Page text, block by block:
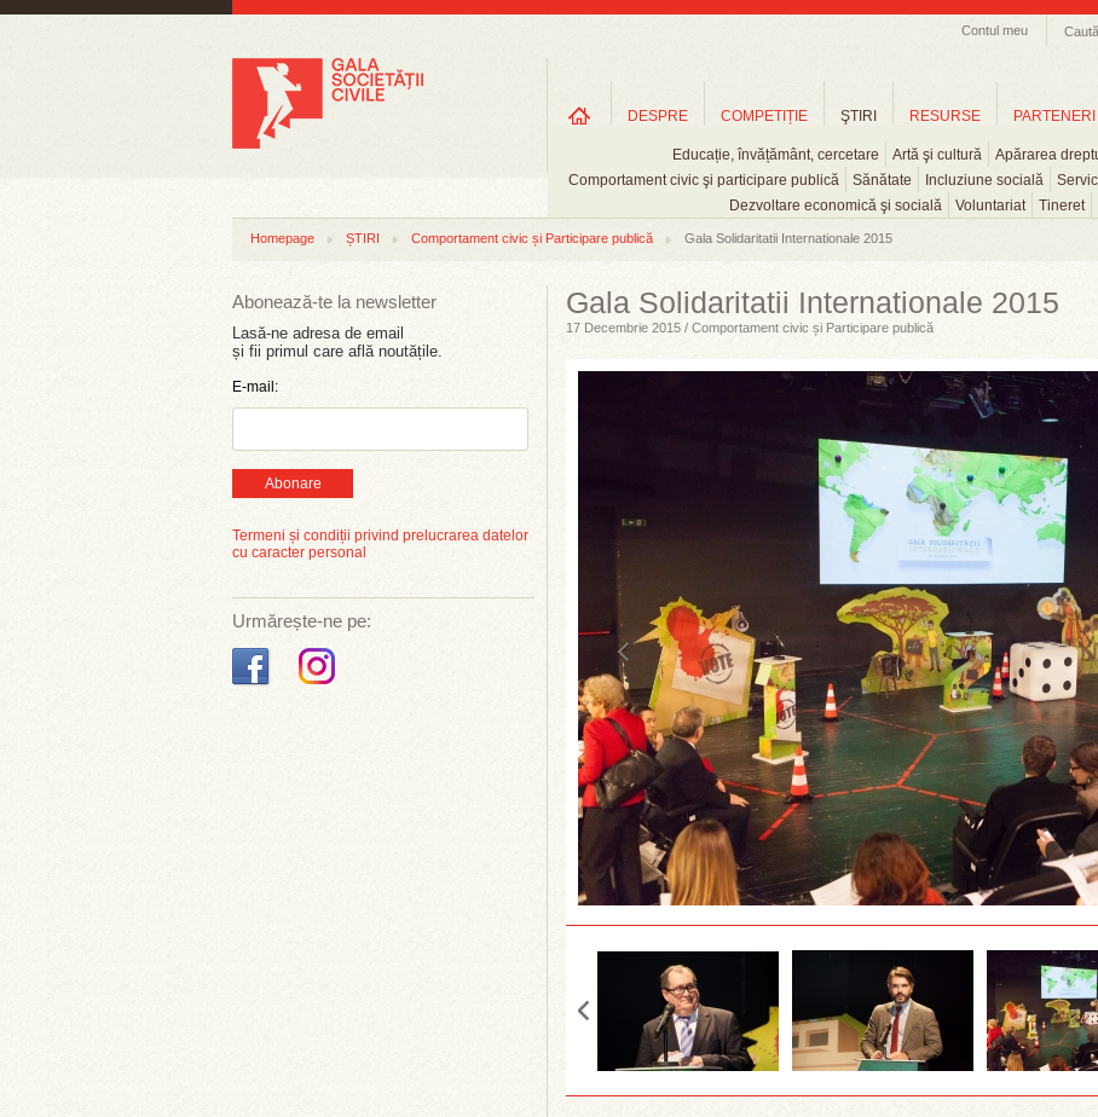
Caută
Contul meu
DESPRE COMPETIȚIE ŞTIRI
Educație, învățământ, cercetare Artă şi cultură
Apărarea
Comportament civic şi participare publică
Sănătate Incluziune socială
Dezvoltare economică şi socială
Voluntariat Tineret
RESURSE PARTENERI
Homepage ȘTIRI Comportament civic și Participare publică Gala Solidaritatii Internationale 2015
Abonează-te la newsletter
Lasă-ne adresa de email
și fii primul care află noutățile.
E-mail:
Abonare
Termeni și condiții privind prelucrarea datelor
cu caracter personal
Urmărește-ne pe:
Gala Solidaritatii Internationale 2015
17 Decembrie 2015 / Comportament civic și Participare publică